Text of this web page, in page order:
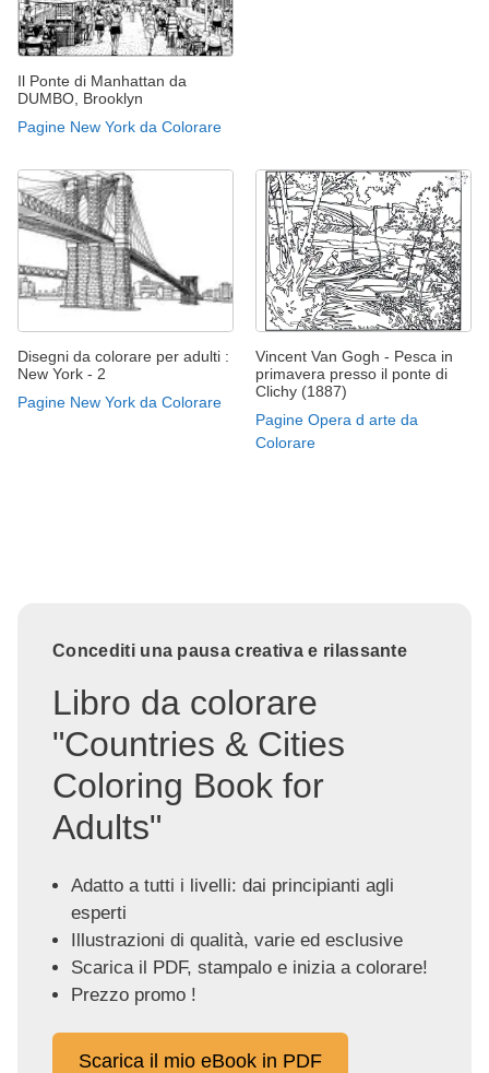
Il Ponte di Manhattan da
DUMBO, Brooklyn
Pagine New York da Colorare
Disegni da colorare per adulti :
New York - 2
Pagine New York da Colorare
Vincent Van Gogh - Pesca in
primavera presso il ponte di
Clichy (1887)
Pagine Opera d arte da
Colorare
Concediti una pausa creativa e rilassante
Libro da colorare
"Countries & Cities
Coloring Book for
Adults"
Adatto a tutti i livelli: dai principianti agli
esperti
Illustrazioni di qualità, varie ed esclusive
Scarica il PDF, stampalo e inizia a colorare!
Prezzo promo !
Scarica il mio eBook in PDF